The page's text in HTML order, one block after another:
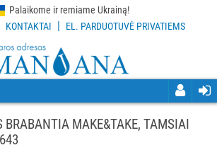
Palaikome ir remiame Ukrainą!
KONTAKTAI | EL. PARDUOTUVĖ PRIVATIEMS
BRABANTIA MAKE&TAKE, TAMSIAI